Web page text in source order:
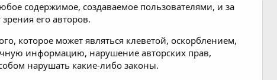
содержимое, создаваемое пользователями, и за
его авторов.
которое может являться клеветой, оскорблением,
информацию, нарушение авторских прав,
нарушать какие-либо законы.